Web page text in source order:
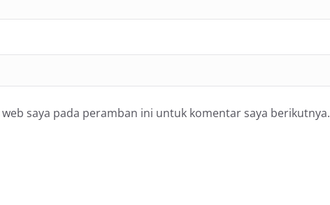
saya pada peramban ini untuk komentar saya berikutnya.